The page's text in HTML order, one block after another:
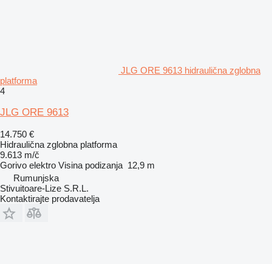
JLG ORE 9613 hidraulična zglobna
platforma
4
JLG ORE 9613
14.750 €
Hidraulična zglobna platforma
9.613 m/č
Gorivo elektro Visina podizanja 12,9 m
Rumunjska
Stivuitoare-Lize S.R.L.
Kontaktirajte prodavatelja